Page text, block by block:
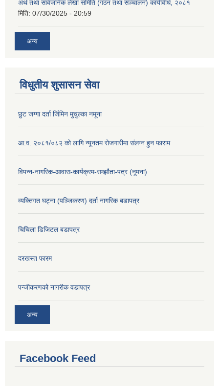
अर्थ तथा सार्वजनिक लेखा समिति (गठन तथा सञ्चालन) कार्यविधि, २०८१
मिति: 07/30/2025 - 20:59
अन्य
विधुतीय शुसासन सेवा
छुट जग्गा दर्ता र्जिमिन मुचुल्का नमूना
आ.व. २०८१/०८२ को लागि न्यूनतम रोजगारीमा संलग्न हुन फाराम
विपन्न-नागरिक-आवास-कार्यक्रम-सम्झौता-पत्र (नूमना)
व्यक्तिगत घट्ना (पञ्जिकरण) दर्ता नागरिक बडापत्र
चिचिला डिजिटल बडापत्र
दरखस्त फारम
प‍न्जीकरणको नागरीक वडापत्र
अन्य
Facebook Feed